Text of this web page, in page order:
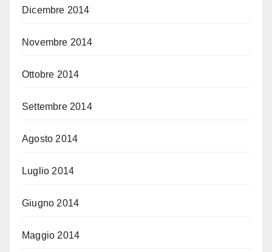
Dicembre 2014
Novembre 2014
Ottobre 2014
Settembre 2014
Agosto 2014
Luglio 2014
Giugno 2014
Maggio 2014